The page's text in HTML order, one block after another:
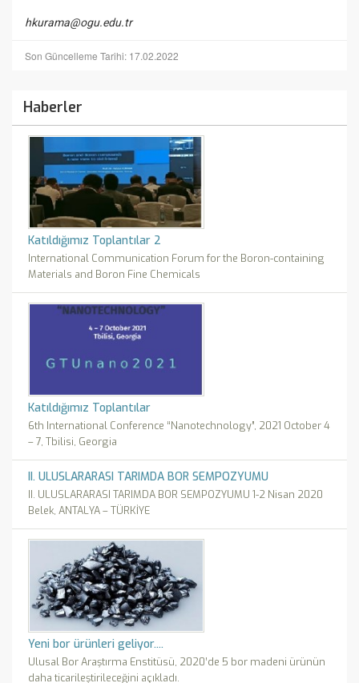
hkurama@ogu.edu.tr
Son Güncelleme Tarihi: 17.02.2022
Haberler
Katıldığımız Toplantılar 2
International Communication Forum for the Boron-containing
Materials and Boron Fine Chemicals
Katıldığımız Toplantılar
6th International Conference “Nanotechnology”, 2021 October 4
– 7, Tbilisi, Georgia
II. ULUSLARARASI TARIMDA BOR SEMPOZYUMU
II. ULUSLARARASI TARIMDA BOR SEMPOZYUMU 1-2 Nisan 2020
Belek, ANTALYA – TÜRKİYE
Yeni bor ürünleri geliyor....
Ulusal Bor Araştırma Enstitüsü, 2020’de 5 bor madeni ürünün
daha ticarileştirileceğini açıkladı.